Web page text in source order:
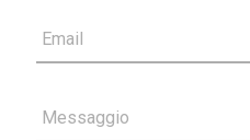
Email
Messaggio